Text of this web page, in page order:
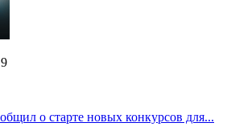
о старте новых конкурсов для...